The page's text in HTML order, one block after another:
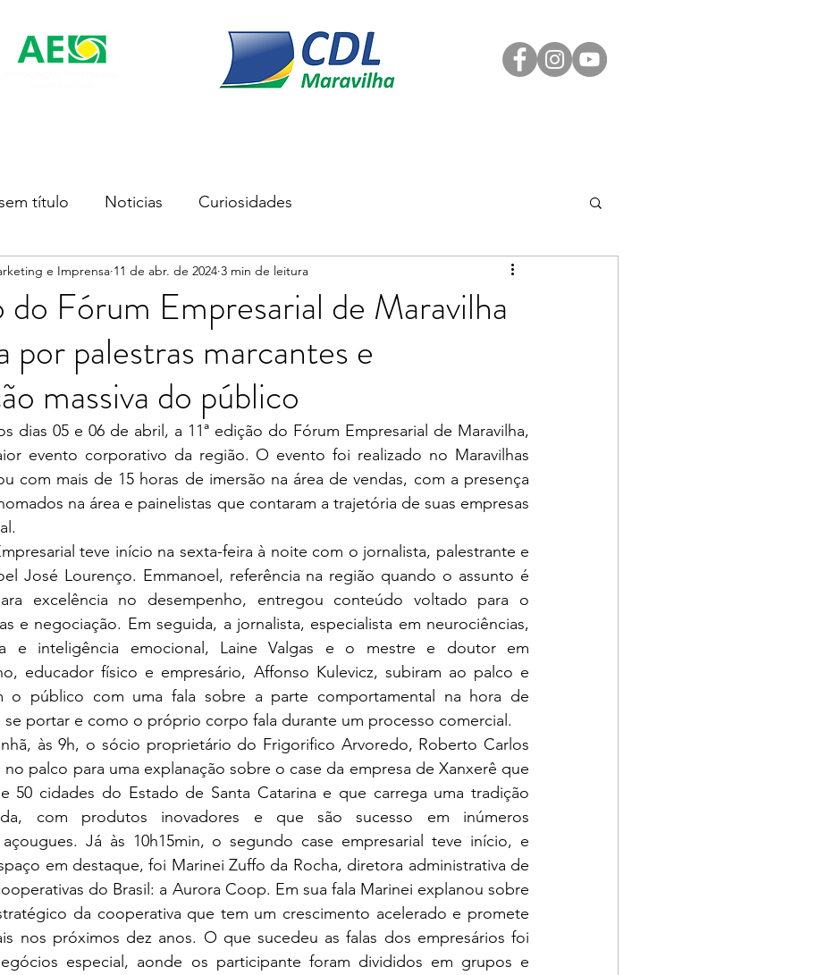
título Noticias Curiosidades
do Fórum Empresarial de Maravilha
por palestras marcantes e
massiva do público
e Imprensa 11 de abr. de 2024 3 min de leitura
evento corporativo da região. O evento foi realizado no Maravilhas
com mais de 15 horas de imersão na área de vendas, com a presença
na área e painelistas que contaram a trajetória de suas empresas
teve início na sexta-feira à noite com o jornalista, palestrante e
José Lourenço. Emmanoel, referência na região quando o assunto é
excelência no desempenho, entregou conteúdo voltado para o
e negociação. Em seguida, a jornalista, especialista em neurociências,
e inteligência emocional, Laine Valgas e o mestre e doutor em
educador físico e empresário, Affonso Kulevicz, subiram ao palco e
o público com uma fala sobre a parte comportamental na hora de
se portar e como o próprio corpo fala durante um processo comercial.
às 9h, o sócio proprietário do Frigorifico Arvoredo, Roberto Carlos
no palco para uma explanação sobre o case da empresa de Xanxerê que
50 cidades do Estado de Santa Catarina e que carrega uma tradição
com produtos inovadores e que são sucesso em inúmeros
Já às 10h15min, o segundo case empresarial teve início, e
em destaque, foi Marinei Zuffo da Rocha, diretora administrativa de
do Brasil: a Aurora Coop. Em sua fala Marinei explanou sobre
da cooperativa que tem um crescimento acelerado e promete
nos próximos dez anos. O que sucedeu as falas dos empresários foi
especial, aonde os participante foram divididos em grupos e